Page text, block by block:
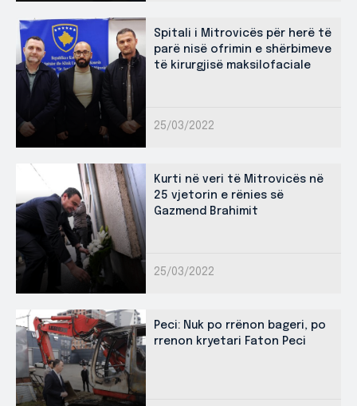
Spitali i Mitrovicës për herë të
parë nisë ofrimin e shërbimeve
të kirurgjisë maksilofaciale
25/03/2022
Kurti në veri të Mitrovicës në
25 vjetorin e rënies së
Gazmend Brahimit
25/03/2022
Peci: Nuk po rrënon bageri, po
rrenon kryetari Faton Peci